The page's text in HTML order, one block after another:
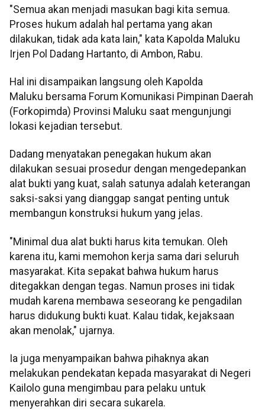
"Semua akan menjadi masukan bagi kita semua.
Proses hukum adalah hal pertama yang akan
dilakukan, tidak ada kata lain," kata Kapolda Maluku
Irjen Pol Dadang Hartanto, di Ambon, Rabu.
Hal ini disampaikan langsung oleh Kapolda
Maluku bersama Forum Komunikasi Pimpinan Daerah
(Forkopimda) Provinsi Maluku saat mengunjungi
lokasi kejadian tersebut.
Dadang menyatakan penegakan hukum akan
dilakukan sesuai prosedur dengan mengedepankan
alat bukti yang kuat, salah satunya adalah keterangan
saksi-saksi yang dianggap sangat penting untuk
membangun konstruksi hukum yang jelas.
"Minimal dua alat bukti harus kita temukan. Oleh
karena itu, kami memohon kerja sama dari seluruh
masyarakat. Kita sepakat bahwa hukum harus
ditegakkan dengan tegas. Namun proses ini tidak
mudah karena membawa seseorang ke pengadilan
harus didukung bukti kuat. Kalau tidak, kejaksaan
akan menolak," ujarnya.
Ia juga menyampaikan bahwa pihaknya akan
melakukan pendekatan kepada masyarakat di Negeri
Kailolo guna mengimbau para pelaku untuk
menyerahkan diri secara sukarela.